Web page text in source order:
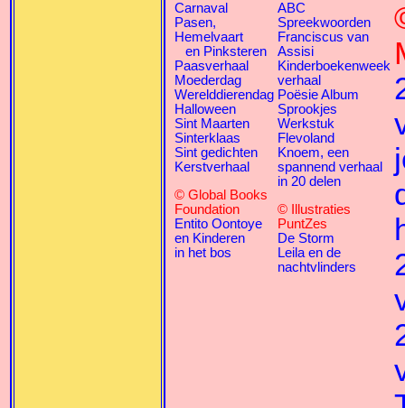
Carnaval
Pasen,
Hemelvaart
en Pinksteren
Paasverhaal
Moederdag
Werelddierendag
Halloween
Sint Maarten
Sinterklaas
Sint gedichten
Kerstverhaal
© Global Books
Foundation
Entito Oontoye
en Kinderen
in het bos
ABC
Spreekwoorden
Franciscus van
Assisi
Kinderboekenweek
verhaal
Poësie Album
Sprookjes
Werkstuk
Flevoland
Knoem, een
spannend verhaal
in 20 delen
© Illustraties
PuntZes
De Storm
Leila en de
nachtvlinders